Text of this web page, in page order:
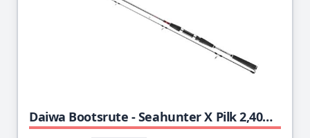
Daiwa Bootsrute - Seahunter X Pilk 2,40m 40-120g